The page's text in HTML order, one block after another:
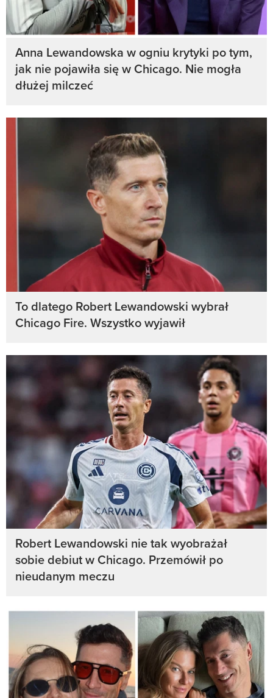
Anna Lewandowska w ogniu krytyki po tym,
jak nie pojawiła się w Chicago. Nie mogła
dłużej milczeć
To dlatego Robert Lewandowski wybrał
Chicago Fire. Wszystko wyjawił
Robert Lewandowski nie tak wyobrażał
sobie debiut w Chicago. Przemówił po
nieudanym meczu